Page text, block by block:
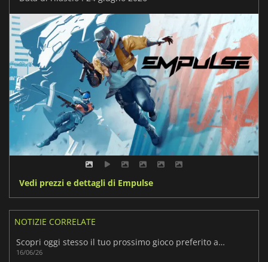
Vedi prezzi e dettagli di Empulse
NOTIZIE CORRELATE
Scopri oggi stesso il tuo prossimo gioco preferito allo Steam Next Fest di giugno 2026
16/06/26